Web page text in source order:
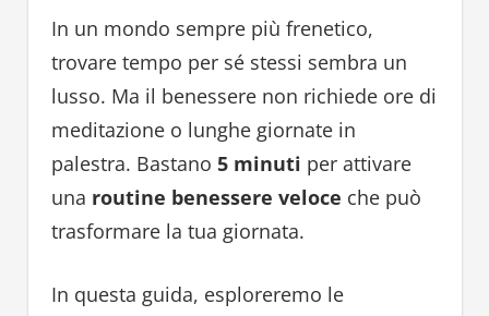
In un mondo sempre più frenetico,
trovare tempo per sé stessi sembra un
lusso. Ma il benessere non richiede ore di
meditazione o lunghe giornate in
palestra. Bastano 5 minuti per attivare
una routine benessere veloce che può
trasformare la tua giornata.
In questa guida, esploreremo le